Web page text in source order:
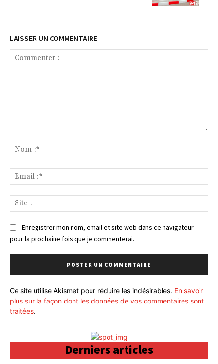
LAISSER UN COMMENTAIRE
:*
:*
:
Enregistrer mon nom, email et site web dans ce navigateur
pour la prochaine fois que je commenterai.
Ce site utilise Akismet pour réduire les indésirables. En savoir
plus sur la façon dont les données de vos commentaires sont
traitées.
Derniers articles